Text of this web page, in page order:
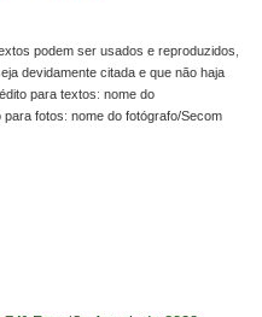
podem ser usados e reproduzidos,
devidamente citada e que não haja
para textos: nome do
fotos: nome do fotógrafo/Secom